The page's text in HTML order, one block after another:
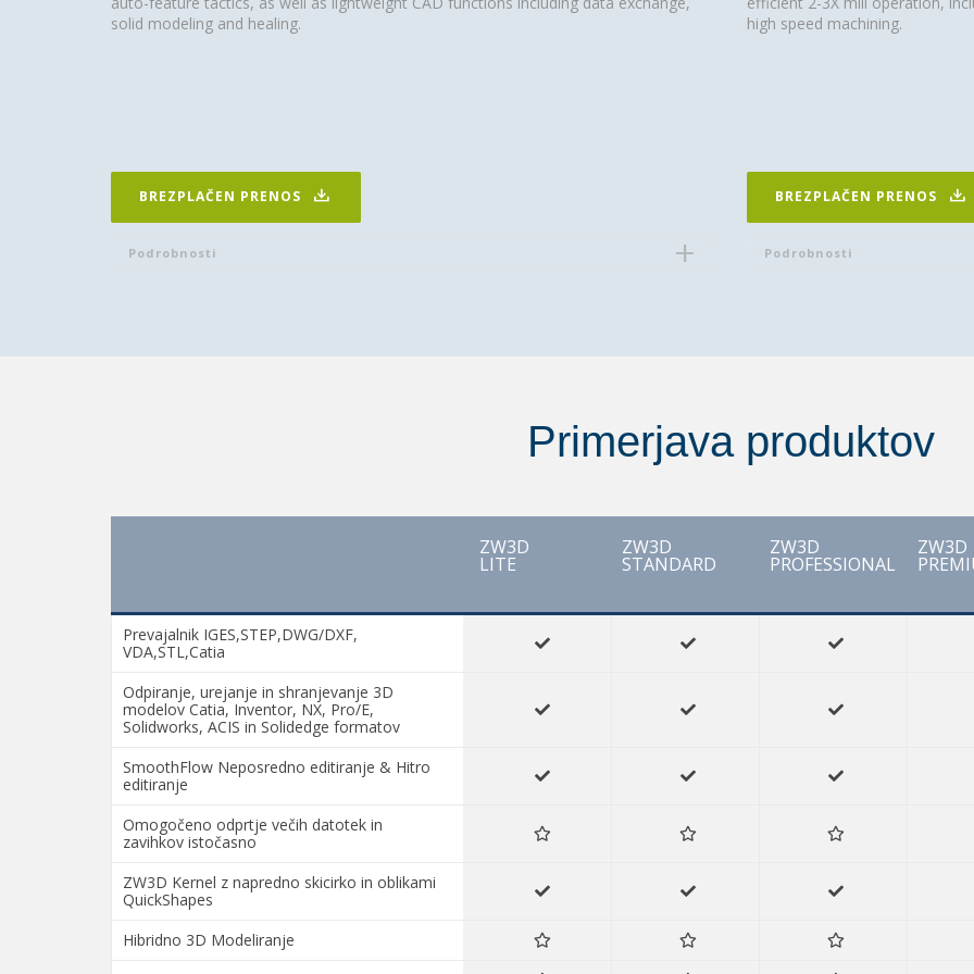
solid modeling and healing.
BREZPLAČEN PRENOS
high speed machining.
BREZPLAČEN PRENOS
Podrobnosti Podrobnosti
Primerjava produktov
ZW3D
LITE
ZW3D
STANDARD
ZW3D
PROFESSIONAL
ZW3D
Prevajalnik IGES,STEP,DWG/DXF,
VDA,STL,Catia
Odpiranje, urejanje in shranjevanje 3D
modelov Catia, Inventor, NX, Pro/E,
Solidworks, ACIS in Solidedge formatov
SmoothFlow Neposredno editiranje & Hitro
editiranje
Omogočeno odprtje večih datotek in
zavihkov istočasno
ZW3D Kernel z napredno skicirko in oblikami
QuickShapes
Hibridno 3D Modeliranje